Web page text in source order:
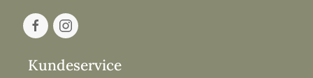
Kundeservice